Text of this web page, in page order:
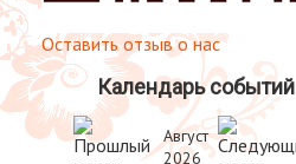
Оставить отзыв о нас
Календарь событий
Август
2026